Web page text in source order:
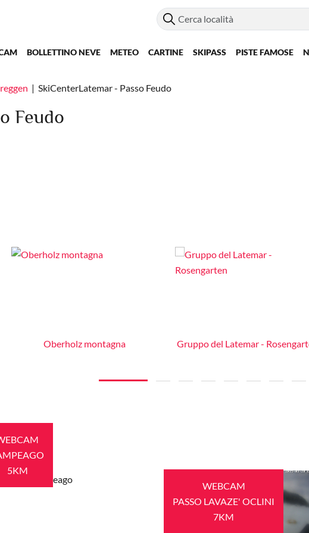
BOLLETTINO NEVE METEO CARTINE SKIPASS PISTE FAMOSE
SkiCenterLatemar - Passo Feudo
Feudo
Oberholz montagna Gruppo del Latemar -
5KM
WEBCAM
PASSO LAVAZE' OCLINI
7KM